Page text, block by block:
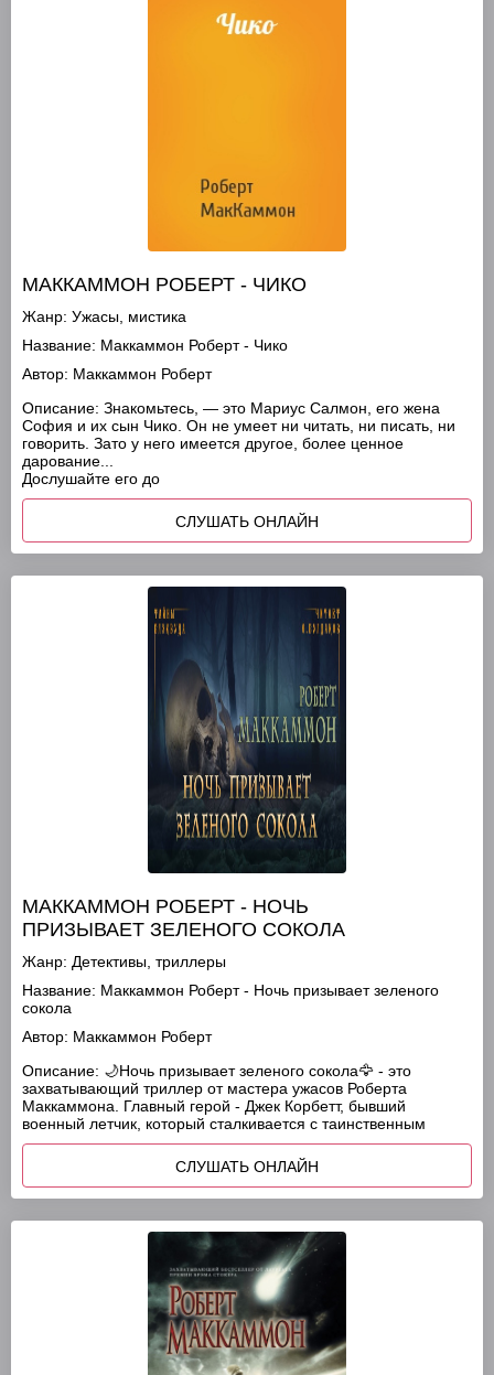
МАККАММОН РОБЕРТ - ЧИКО
Жанр: Ужасы, мистика
Название: Маккаммон Роберт - Чико
Автор: Маккаммон Роберт
Описание: Знакомьтесь, — это Мариус Салмон, его жена
София и их сын Чико. Он не умеет ни читать, ни писать, ни
говорить. Зато у него имеется другое, более ценное
дарование...
Дослушайте его до
СЛУШАТЬ ОНЛАЙН
МАККАММОН РОБЕРТ - НОЧЬ
ПРИЗЫВАЕТ ЗЕЛЕНОГО СОКОЛА
Жанр: Детективы, триллеры
Название: Маккаммон Роберт - Ночь призывает зеленого
сокола
Автор: Маккаммон Роберт
Описание: 🌙Ночь призывает зеленого сокола🦅 - это
захватывающий триллер от мастера ужасов Роберта
Маккаммона. Главный герой - Джек Корбетт, бывший
военный летчик, который сталкивается с таинственным
СЛУШАТЬ ОНЛАЙН